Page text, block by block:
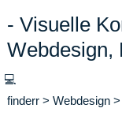
- Visuelle
Webdesign,
💻
finderr > Webdesign >